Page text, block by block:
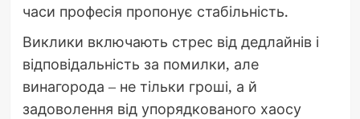
часи професія пропонує стабільність.
Виклики включають стрес від дедлайнів і
відповідальність за помилки, але
винагорода – не тільки гроші, а й
задоволення від упорядкованого хаосу